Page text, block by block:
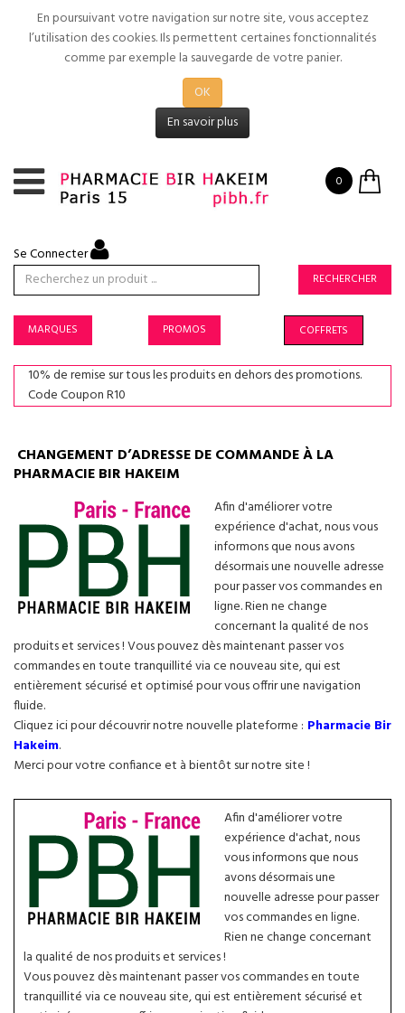
En poursuivant votre navigation sur notre site, vous acceptez
l’utilisation des cookies. Ils permettent certaines fonctionnalités
comme par exemple la sauvegarde de votre panier.
OK
En savoir plus
0
Se Connecter
RECHERCHER
MARQUES PROMOS COFFRETS
10% de remise sur tous les produits en dehors des promotions.
Code Coupon R10
CHANGEMENT D’ADRESSE DE COMMANDE À LA
PHARMACIE BIR HAKEIM
Afin d'améliorer votre
expérience d'achat, nous vous
informons que nous avons
désormais une nouvelle adresse
pour passer vos commandes en
ligne. Rien ne change
concernant la qualité de nos
produits et services ! Vous pouvez dès maintenant passer vos
commandes en toute tranquillité via ce nouveau site, qui est
entièrement sécurisé et optimisé pour vous offrir une navigation
fluide.
Cliquez ici pour découvrir notre nouvelle plateforme : Pharmacie Bir
Hakeim.
Merci pour votre confiance et à bientôt sur notre site !
Afin d'améliorer votre
expérience d'achat, nous
vous informons que nous
avons désormais une
nouvelle adresse pour passer
vos commandes en ligne.
Rien ne change concernant
la qualité de nos produits et services !
Vous pouvez dès maintenant passer vos commandes en toute
tranquillité via ce nouveau site, qui est entièrement sécurisé et